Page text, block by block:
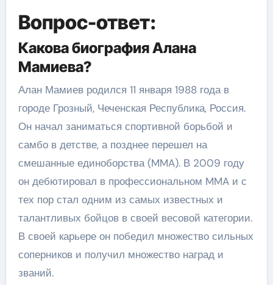
Вопрос-ответ:
Какова биография Алана
Мамиева?
Алан Мамиев родился 11 января 1988 года в
городе Грозный, Чеченская Республика, Россия.
Он начал заниматься спортивной борьбой и
самбо в детстве, а позднее перешел на
смешанные единоборства (MMA). В 2009 году
он дебютировал в профессиональном MMA и с
тех пор стал одним из самых известных и
талантливых бойцов в своей весовой категории.
В своей карьере он победил множество сильных
соперников и получил множество наград и
званий.